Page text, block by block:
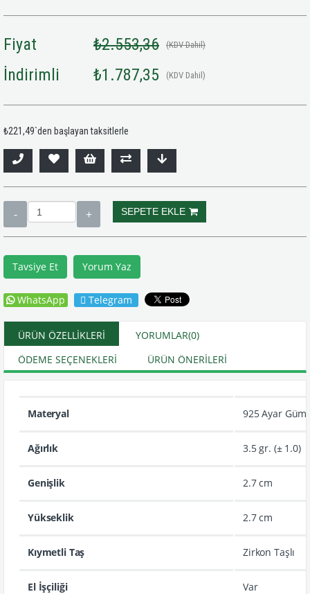
Fiyat ₺2.553,36 (KDV Dahil)
İndirimli ₺1.787,35 (KDV Dahil)
₺221,49`den başlayan taksitlerle
Tavsiye Et Yorum Yaz
WhatsApp Telegram
ÜRÜN ÖZELLIKLERI YORUMLAR(0)
ÖDEME SEÇENEKLERI
ÜRÜN ÖNERILERI
Materyal 925 Ayar
Ağırlık 3.5 gr. (± 1.0)
Genişlik 2.7 cm
Yükseklik 2.7 cm
Kıymetli Taş Zirkon Taşlı
El İşçiliği Var